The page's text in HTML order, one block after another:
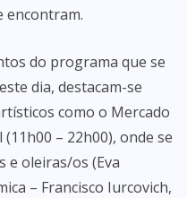
encontram.
do programa que se
dia, destacam-se
como o Mercado
– 22h00), onde se
e oleiras/os (Eva
– Francisco Iurcovich,